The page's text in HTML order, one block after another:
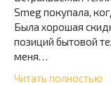
Smeg покупала,
Была хорошая
позиций бытовой
меня…
Читать полностью